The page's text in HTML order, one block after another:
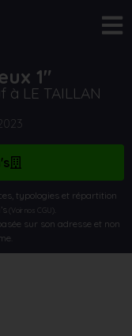
1"
LE TAILLAN
typologies et répartition
(Voir nos CGU)
sur son adresse et non